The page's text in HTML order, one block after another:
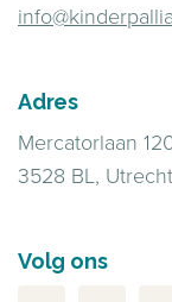
Adres
Mercatorlaan
3528 BL, Utrecht
Volg ons